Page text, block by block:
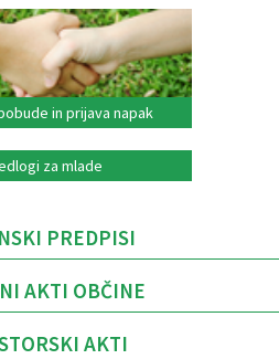
in prijava napak
za mlade
PREDPISI
AKTI OBČINE
AKTI